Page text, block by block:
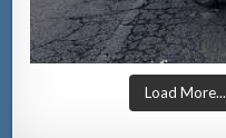
Load More...